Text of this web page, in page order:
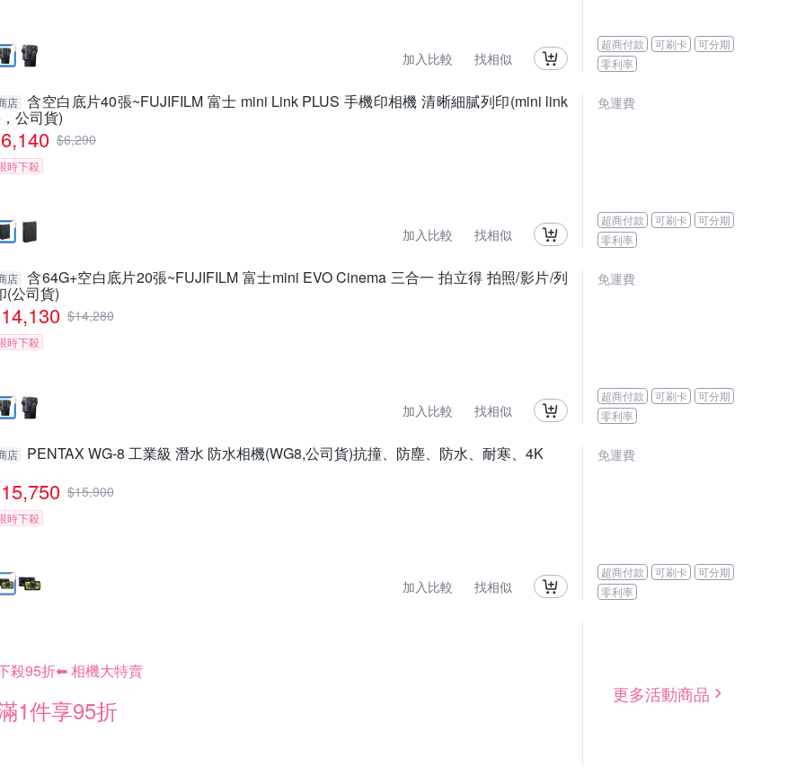
加入比較 找相似
超商付款 可刷卡
可分期
零利率
店 含空白底片40張~FUJIFILM 富士 mini Link PLUS 手機印相機 清晰細膩列印(mini link
公司貨)
6,140 $6,290
時下殺
加入比較 找相似
免運費
超商付款 可刷卡
可分期
零利率
店 含64G+空白底片20張~FUJIFILM 富士mini EVO Cinema 三合一 拍立得 拍照/影片/列
(公司貨)
14,130 $14,280
時下殺
加入比較 找相似
免運費
超商付款 可刷卡
可分期
零利率
店 PENTAX WG-8 工業級 潛水 防水相機(WG8,公司貨)抗撞、防塵、防水、耐寒、4K
15,750 $15,900
時下殺
加入比較 找相似
免運費
超商付款 可刷卡
可分期
零利率
殺95折⬅︎ 相機大特賣
1件享95折
更多活動商品